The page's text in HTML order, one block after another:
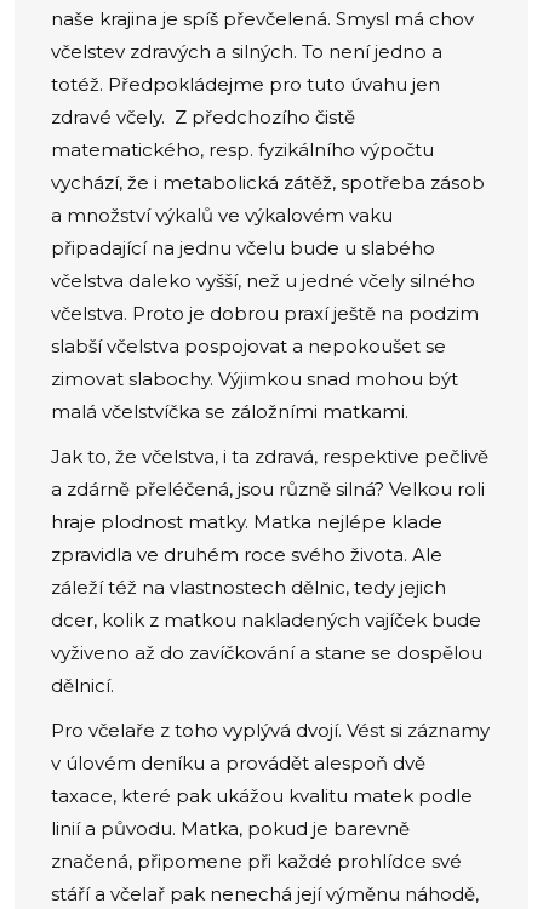
naše krajina je spíš převčelená. Smysl má chov
včelstev zdravých a silných. To není jedno a
totéž. Předpokládejme pro tuto úvahu jen
zdravé včely. Z předchozího čistě
matematického, resp. fyzikálního výpočtu
vychází, že i metabolická zátěž, spotřeba zásob
a množství výkalů ve výkalovém vaku
připadající na jednu včelu bude u slabého
včelstva daleko vyšší, než u jedné včely silného
včelstva. Proto je dobrou praxí ještě na podzim
slabší včelstva pospojovat a nepokoušet se
zimovat slabochy. Výjimkou snad mohou být
malá včelstvíčka se záložními matkami.
Jak to, že včelstva, i ta zdravá, respektive pečlivě
a zdárně přeléčená, jsou různě silná? Velkou roli
hraje plodnost matky. Matka nejlépe klade
zpravidla ve druhém roce svého života. Ale
záleží též na vlastnostech dělnic, tedy jejich
dcer, kolik z matkou nakladených vajíček bude
vyživeno až do zavíčkování a stane se dospělou
dělnicí.
Pro včelaře z toho vyplývá dvojí. Vést si záznamy
v úlovém deníku a provádět alespoň dvě
taxace, které pak ukážou kvalitu matek podle
linií a původu. Matka, pokud je barevně
značená, připomene při každé prohlídce své
stáří a včelař pak nenechá její výměnu náhodě,